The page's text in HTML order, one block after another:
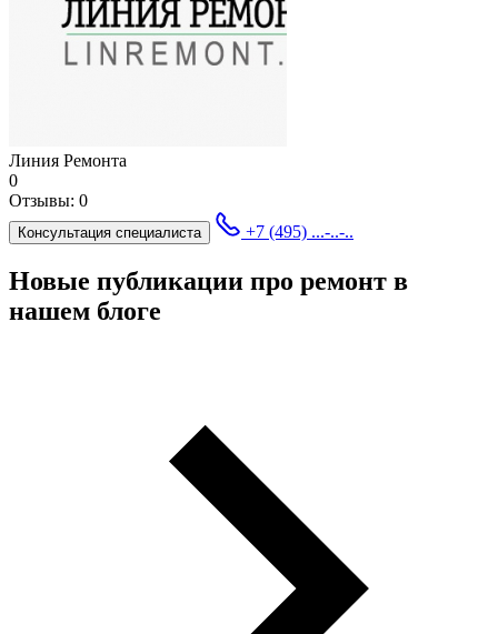
Линия Ремонта
0
Отзывы: 0
Консультация специалиста +7 (495) ...-..-..
Новые публикации про ремонт в
нашем блоге